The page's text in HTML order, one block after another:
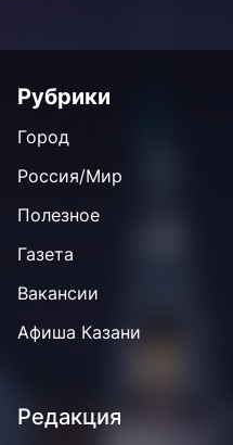
Рубрики
Город
Россия/Мир
Полезное
Газета
Вакансии
Афиша Казани
Редакция